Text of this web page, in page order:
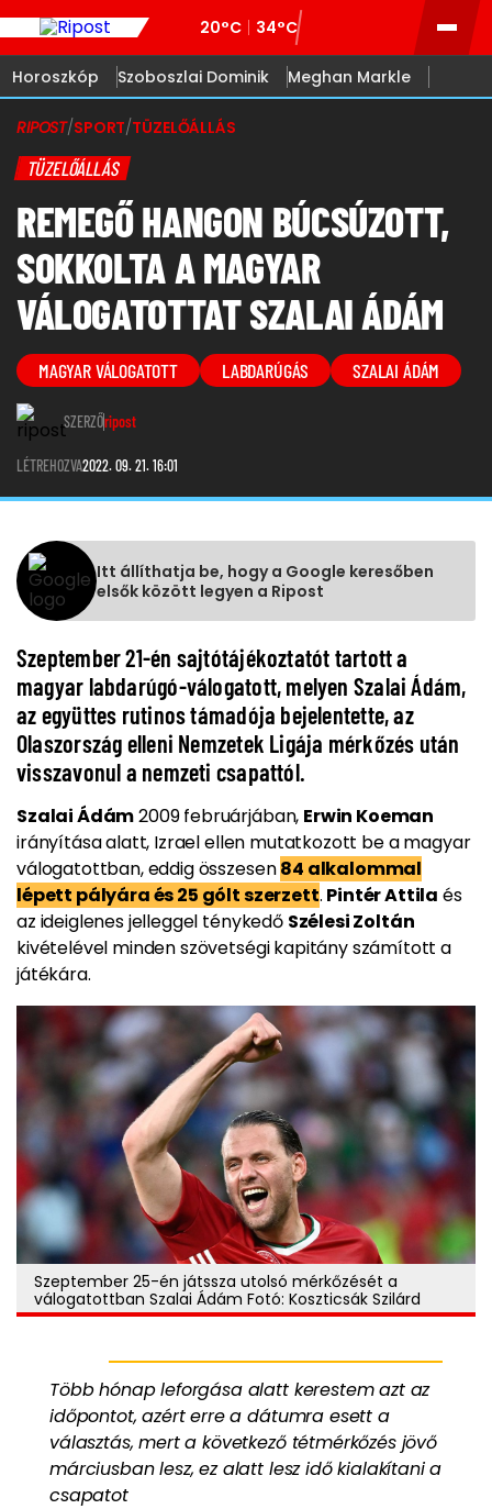
20°C 34°C
Horoszkóp Szoboszlai Dominik Meghan Markle
RIPOST/SPORT/TÜZELŐÁLLÁS
TÜZELŐÁLLÁS
REMEGŐ HANGON BÚCSÚZOTT,
SOKKOLTA A MAGYAR
VÁLOGATOTTAT SZALAI ÁDÁM
MAGYAR VÁLOGATOTT LABDARÚGÁS SZALAI ÁDÁM
SZERZŐripost
LÉTREHOZVA2022. 09. 21. 16:01
Itt állíthatja be, hogy a Google keresőben
elsők között legyen a Ripost
Szeptember 21-én sajtótájékoztatót tartott a
magyar labdarúgó-válogatott, melyen Szalai Ádám,
az együttes rutinos támadója bejelentette, az
Olaszország elleni Nemzetek Ligája mérkőzés után
visszavonul a nemzeti csapattól.
Szalai Ádám2009 februárjában, Erwin Koeman
irányítása alatt, Izrael ellen mutatkozott be a magyar
válogatottban, eddig összesen84 alkalommal
lépett pályára és 25 gólt szerzett. Pintér Attila és
az ideiglenes jelleggel ténykedő Szélesi Zoltán
kivételével minden szövetségi kapitány számított a
játékára.
Szeptember 25-én játssza utolsó mérkőzését a
válogatottban Szalai Ádám Fotó: Koszticsák Szilárd
Több hónap leforgása alatt kerestem azt az
időpontot, azért erre a dátumra esett a
választás, mert a következő tétmérkőzés jövő
márciusban lesz, ez alatt lesz idő kialakítani a
csapatot